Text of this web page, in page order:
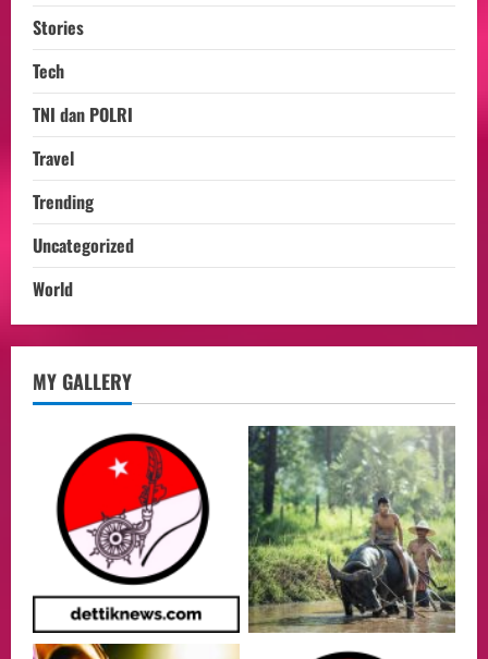
Stories
Tech
TNI dan POLRI
Travel
Trending
Uncategorized
World
MY GALLERY
lembaga investor, Berorientasi Untuk
Meningkatkan SDM
05/08/2026
3
Health
Aliyuddin: Anak Indonesia di Luar Negeri
Harus Berprestasi, Berkarakter, dan
Menjaga Nama Baik Bangsa
05/08/2026